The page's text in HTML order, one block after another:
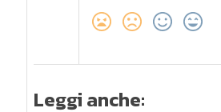
Leggi anche: